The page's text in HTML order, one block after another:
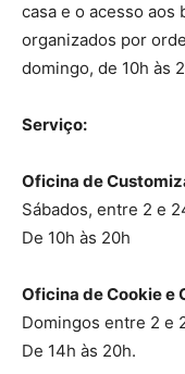
casa e o acesso
organizados por
domingo, de 10h às
Serviço:
Oficina de
Sábados, entre 2 e
De 10h às 20h
Oficina de Cookie e
Domingos entre 2 e
De 14h às 20h.